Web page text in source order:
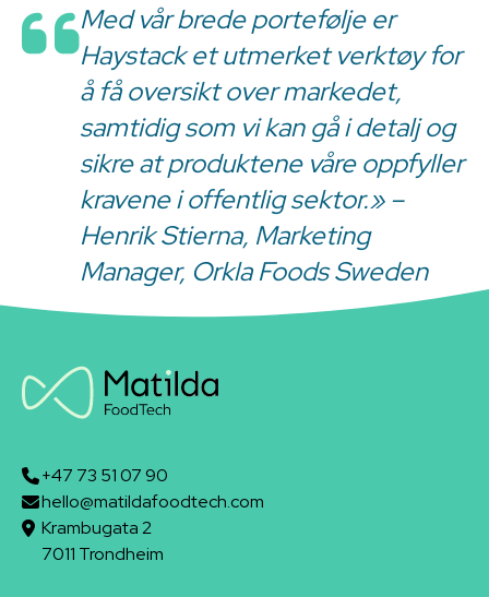
Med vår brede portefølje er
Haystack et utmerket verktøy for
å få oversikt over markedet,
samtidig som vi kan gå i detalj og
sikre at produktene våre oppfyller
kravene i offentlig sektor.» –
Henrik Stierna, Marketing
Manager, Orkla Foods Sweden
+47 73 51 07 90
hello@matildafoodtech.com
Krambugata 2
7011 Trondheim